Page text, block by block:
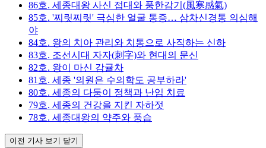
86호. 세종대왕 사신 접대와 풍한감기(風寒感氣)
85호. '찌릿찌릿' 극심한 얼굴 통증… 삼차신경통 의심해
야
84호. 왕의 치아 관리와 치통으로 사직하는 신하
83호. 조선시대 자자(刺字)와 현대의 문신
82호. 왕이 마신 감귤차
81호. 세종 '의원은 수의학도 공부하라'
80호. 세종의 다둥이 정책과 난임 치료
79호. 세종의 건강을 지킨 자하젓
78호. 세종대왕의 약주와 풍습
이전 기사 보기 닫기